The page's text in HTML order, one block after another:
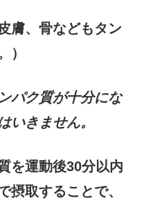
膚、骨などもタン
）
パク質が十分にな
いきません。
を運動後30分以内
摂取することで、